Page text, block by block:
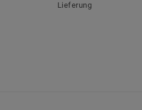
Lieferung